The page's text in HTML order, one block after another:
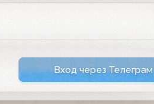
Вход через Телеграм